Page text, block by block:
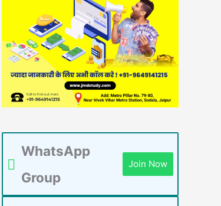
WhatsApp
Group
Join Now